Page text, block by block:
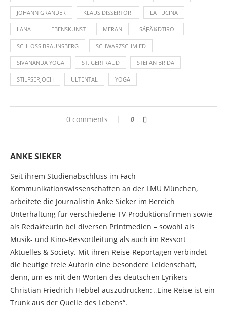
JOHANN GRANDER KLAUS DISSERTORI LA FUCINA
LANA LEBENSKUNST MERAN SÃƑÂ¼DTIROL
SCHLOSS BRAUNSBERG SCHWARZSCHMIED
SIVANANDA YOGA ST. GERTRAUD STEFAN BRIDA
STILFSERJOCH ULTENTAL YOGA
0 comments 0
ANKE SIEKER
Seit ihrem Studienabschluss im Fach
Kommunikationswissenschaften an der LMU München,
arbeitete die Journalistin Anke Sieker im Bereich
Unterhaltung für verschiedene TV-Produktionsfirmen sowie
als Redakteurin bei diversen Printmedien – sowohl als
Musik- und Kino-Ressortleitung als auch im Ressort
Aktuelles & Society. Mit ihren Reise-Reportagen verbindet
die heutige freie Autorin eine besondere Leidenschaft,
denn, um es mit den Worten des deutschen Lyrikers
Christian Friedrich Hebbel auszudrücken: „Eine Reise ist ein
Trunk aus der Quelle des Lebens“.